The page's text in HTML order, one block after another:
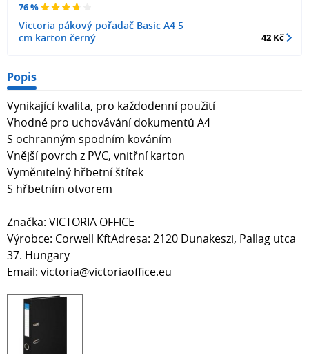
76 %
Victoria pákový pořadač Basic A4 5
cm karton černý
42 Kč
Popis
Vynikající kvalita, pro každodenní použití
Vhodné pro uchovávání dokumentů A4
S ochranným spodním kováním
Vnější povrch z PVC, vnitřní karton
Vyměnitelný hřbetní štítek
S hřbetním otvorem
Značka: VICTORIA OFFICE
Výrobce: Corwell KftAdresa: 2120 Dunakeszi, Pallag utca
37. Hungary
Email: victoria@victoriaoffice.eu